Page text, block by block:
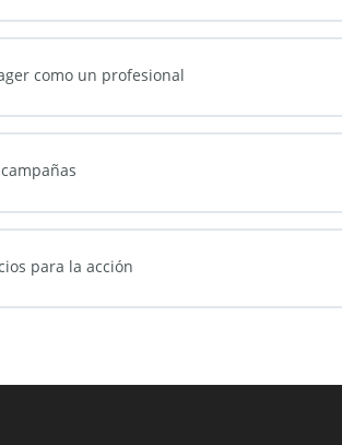
como un profesional
para la acción